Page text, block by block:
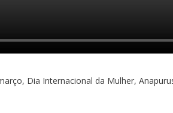
Dia Internacional da Mulher,